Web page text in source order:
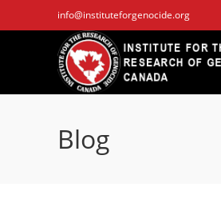
to
info@instituteforgenocide.org
Blog